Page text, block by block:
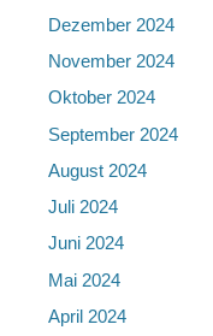
Dezember 2024
November 2024
Oktober 2024
September 2024
August 2024
Juli 2024
Juni 2024
Mai 2024
April 2024